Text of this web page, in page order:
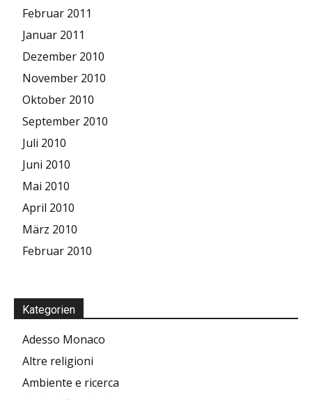
Februar 2011
Januar 2011
Dezember 2010
November 2010
Oktober 2010
September 2010
Juli 2010
Juni 2010
Mai 2010
April 2010
März 2010
Februar 2010
Kategorien
Adesso Monaco
Altre religioni
Ambiente e ricerca